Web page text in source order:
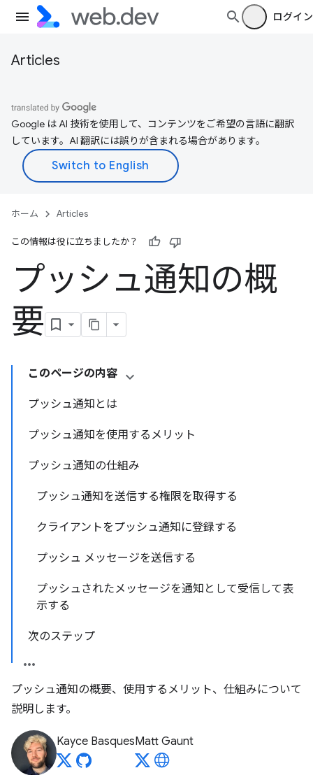
ログイン
Articles
Google は AI 技術を使用して、コンテンツをご希望の言語に翻訳
しています。AI 翻訳には誤りが含まれる場合があります。
ホーム Articles
この情報は役に立ちましたか？
プッシュ通知の概
要
このページの内容
プッシュ通知とは
プッシュ通知を使用するメリット
プッシュ通知の仕組み
プッシュ通知を送信する権限を取得する
クライアントをプッシュ通知に登録する
プッシュ メッセージを送信する
プッシュされたメッセージを通知として受信して表
示する
次のステップ
プッシュ通知の概要、使用するメリット、仕組みについて
説明します。
Kayce BasquesMatt Gaunt